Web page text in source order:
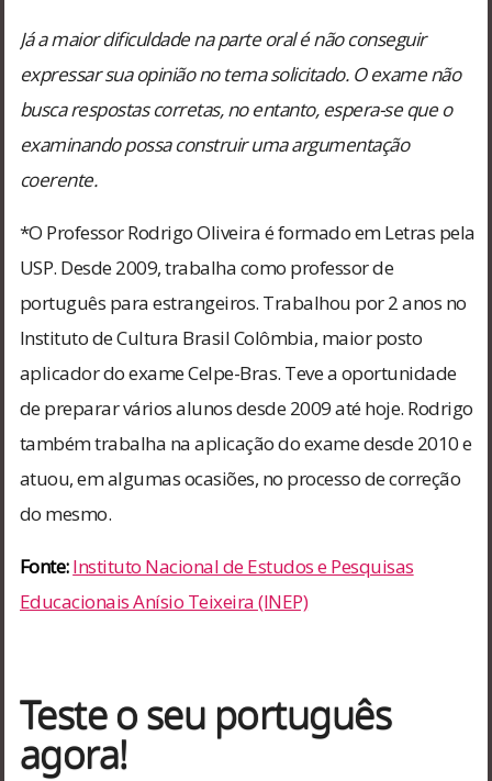
Já a maior dificuldade na parte oral é não conseguir
expressar sua opinião no tema solicitado. O exame não
busca respostas corretas, no entanto, espera-se que o
examinando possa construir uma argumentação
coerente.
*O Professor Rodrigo Oliveira é formado em Letras pela
USP. Desde 2009, trabalha como professor de
português para estrangeiros. Trabalhou por 2 anos no
Instituto de Cultura Brasil Colômbia, maior posto
aplicador do exame Celpe-Bras. Teve a oportunidade
de preparar vários alunos desde 2009 até hoje. Rodrigo
também trabalha na aplicação do exame desde 2010 e
atuou, em algumas ocasiões, no processo de correção
do mesmo.
Fonte:Instituto Nacional de Estudos e Pesquisas
Educacionais Anísio Teixeira (INEP)
Teste o seu português
agora!